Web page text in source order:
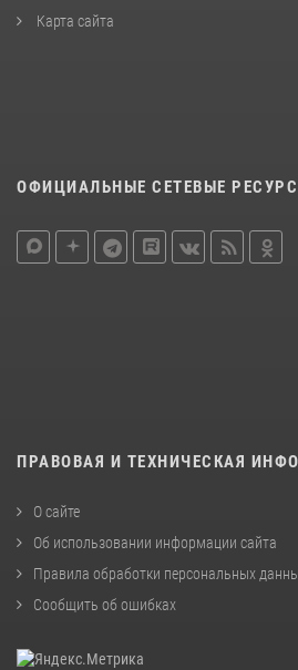
Карта сайта
ОФИЦИАЛЬНЫЕ СЕТЕВЫЕ
ПРАВОВАЯ И ТЕХНИЧЕСКАЯ
О сайте
Об использовании информации сайта
Правила обработки персональных
Сообщить об ошибках